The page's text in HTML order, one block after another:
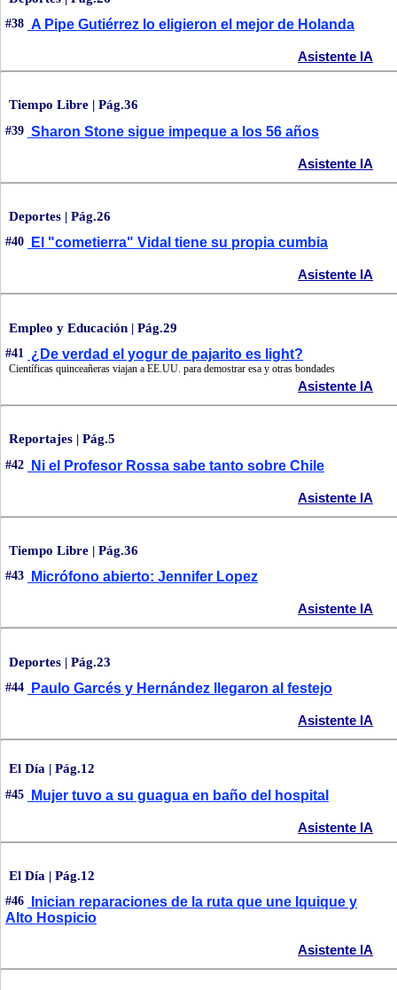
#38 A Pipe Gutiérrez lo eligieron el mejor de Holanda
Asistente IA
Tiempo Libre | Pág.36
#39 Sharon Stone sigue impeque a los 56 años
Asistente IA
Deportes | Pág.26
#40 El "cometierra" Vidal tiene su propia cumbia
Asistente IA
Empleo y Educación | Pág.29
#41 ¿De verdad el yogur de pajarito es light?
Científicas quinceañeras viajan a EE.UU. para demostrar esa y otras bondades
Asistente IA
Reportajes | Pág.5
#42 Ni el Profesor Rossa sabe tanto sobre Chile
Asistente IA
Tiempo Libre | Pág.36
#43 Micrófono abierto: Jennifer Lopez
Asistente IA
Deportes | Pág.23
#44 Paulo Garcés y Hernández llegaron al festejo
Asistente IA
El Día | Pág.12
#45 Mujer tuvo a su guagua en baño del hospital
Asistente IA
El Día | Pág.12
#46
Inician reparaciones de la ruta que une Iquique y
Alto Hospicio
Asistente IA